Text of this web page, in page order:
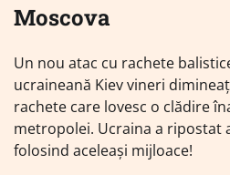
Moscova
Un nou atac cu rachete
ucraineană Kiev vineri
rachete care lovesc o clădire
metropolei. Ucraina a ripostat
folosind aceleași mijloace!